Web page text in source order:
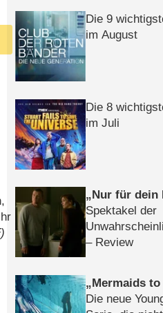
Die 9
im August
Die 8
im Juli
Nur für dein
Spektakel der
– Review
Mermaids
Die neue